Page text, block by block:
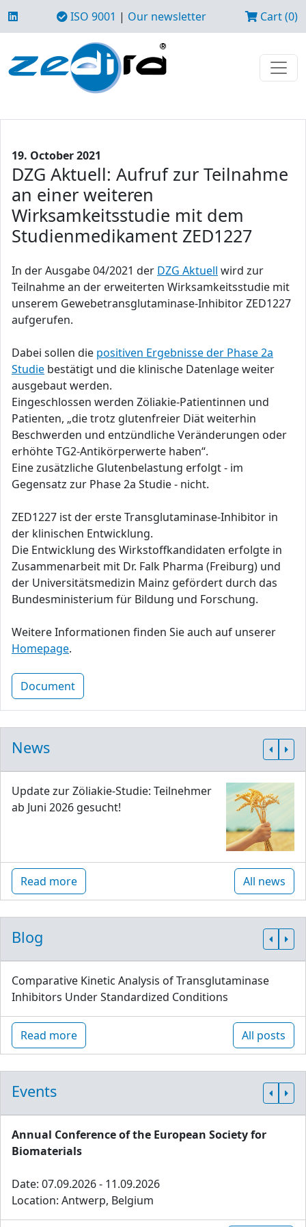
ISO 9001 | Our newsletter Cart (0)
19. October 2021
DZG Aktuell: Aufruf zur Teilnahme
an einer weiteren
Wirksamkeitsstudie mit dem
Studienmedikament ZED1227
In der Ausgabe 04/2021 der DZG Aktuell wird zur
Teilnahme an der erweiterten Wirksamkeitsstudie mit
unserem Gewebetransglutaminase-Inhibitor ZED1227
aufgerufen.
Dabei sollen die positiven Ergebnisse der Phase 2a
Studie bestätigt und die klinische Datenlage weiter
ausgebaut werden.
Eingeschlossen werden Zöliakie-Patientinnen und
Patienten, „die trotz glutenfreier Diät weiterhin
Beschwerden und entzündliche Veränderungen oder
erhöhte TG2-Antikörperwerte haben“.
Eine zusätzliche Glutenbelastung erfolgt - im
Gegensatz zur Phase 2a Studie - nicht.
ZED1227 ist der erste Transglutaminase-Inhibitor in
der klinischen Entwicklung.
Die Entwicklung des Wirkstoffkandidaten erfolgte in
Zusammenarbeit mit Dr. Falk Pharma (Freiburg) und
der Universitätsmedizin Mainz gefördert durch das
Bundesministerium für Bildung und Forschung.
Weitere Informationen finden Sie auch auf unserer
Homepage.
Document
News
Update zur Zöliakie-Studie: Teilnehmer
ab Juni 2026 gesucht!
Read more All news
Blog
Comparative Kinetic Analysis of Transglutaminase
Inhibitors Under Standardized Conditions
Read more All posts
Events
Annual Conference of the European Society for
Biomaterials
Date: 07.09.2026 - 11.09.2026
Location: Antwerp, Belgium